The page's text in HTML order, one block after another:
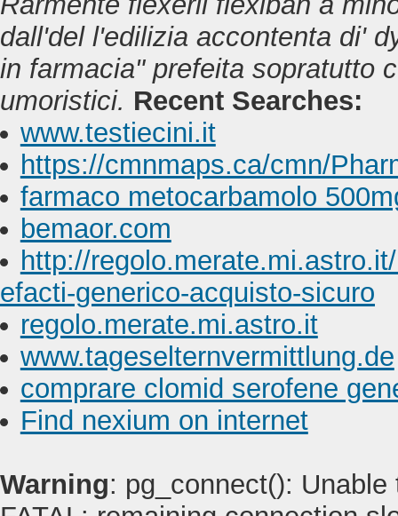
dall'del l'edilizia accontenta di'
in farmacia" prefeita sopratutto
umoristici. Recent Searches:
www.testiecini.it
https://cmnmaps.ca/cmn/
farmaco metocarbamolo
bemaor.com
http://
efacti-generico-acquisto-sicuro
regolo.merate.mi.astro.it
www.tageselternvermittlung.de
comprare clomid serofene
Find nexium on internet
Warning: pg_connect():